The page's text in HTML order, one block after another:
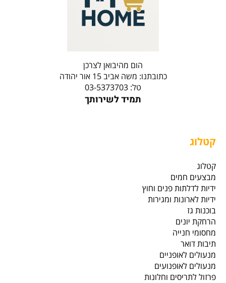
הום מהיבואן לצרכן
כתובתנו: משה אביב 15 אור יהודה
טל: 03-5373703
תמיד לשירותך
קטלוג
קטלוג
מבצעים חמים
ידיות לדלתות פנים וחוץ
ידיות לארונות ומגירות
בוכנות גז
הרחקת יונים
מחסומי חנייה
תיבות דואר
מנעולים לאופניים
מנעולים לאופנועים
פרזול לתריסים וחלונות